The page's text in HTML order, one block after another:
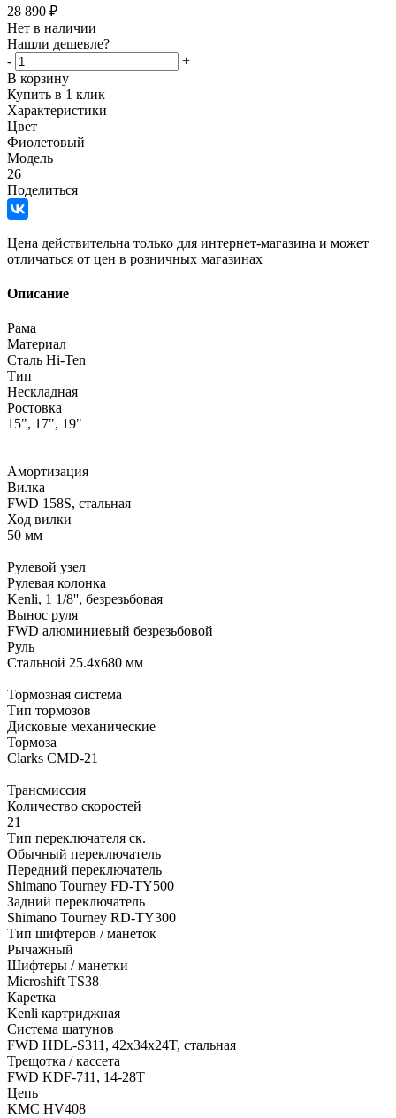
28 890 ₽
Нет в наличии
Нашли дешевле?
-
+
В корзину
Купить в 1 клик
Характеристики
Цвет
Фиолетовый
Модель
26
Поделиться
Цена действительна только для интернет-магазина и может
отличаться от цен в розничных магазинах
Описание
Рама
Материал
Сталь Hi-Ten
Тип
Нескладная
Ростовкa
15", 17", 19"
Амортизация
Вилка
FWD 158S, стальная
Ход вилки
50 мм
Рулевой узел
Рулевая колонка
Kenli, 1 1/8'', безрезьбовая
Вынос руля
FWD алюминиевый безрезьбовой
Руль
Стальной 25.4х680 мм
Тормозная система
Тип тормозов
Дисковые механические
Тормоза
Clarks CMD-21
Трансмиссия
Количество скоростей
21
Тип переключателя ск.
Обычный переключатель
Передний переключатель
Shimano Tourney FD-TY500
Задний переключатель
Shimano Tourney RD-TY300
Тип шифтеров / манеток
Рычажный
Шифтеры / манетки
Microshift TS38
Каретка
Kenli картриджная
Система шатунов
FWD HDL-S311, 42x34x24T, стальная
Трещотка / кассета
FWD KDF-711, 14-28T
Цепь
KMC HV408